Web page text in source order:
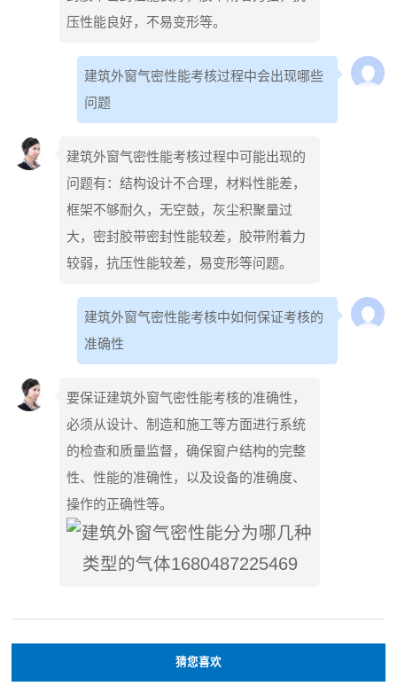
压性能良好，不易变形等。
建筑外窗气密性能考核过程中会出现哪些
问题
建筑外窗气密性能考核过程中可能出现的
问题有：结构设计不合理，材料性能差，
框架不够耐久，无空鼓，灰尘积聚量过
大，密封胶带密封性能较差，胶带附着力
较弱，抗压性能较差，易变形等问题。
建筑外窗气密性能考核中如何保证考核的
准确性
要保证建筑外窗气密性能考核的准确性，
必须从设计、制造和施工等方面进行系统
的检查和质量监督，确保窗户结构的完整
性、性能的准确性，以及设备的准确度、
操作的正确性等。
猜您喜欢